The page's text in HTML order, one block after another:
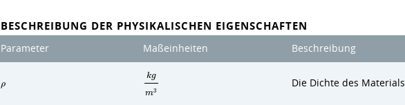
BESCHREIBUNG DER PHYSIKALISCHEN EIGENSCHAFTEN
Parameter Maßeinheiten Beschreibung
ρ
kg
m3
Die Dichte des Materials